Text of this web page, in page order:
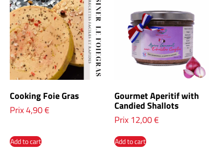
Cooking Foie Gras
Prix4,90€
Add to cart
Gourmet Aperitif with
Candied Shallots
Prix 12,00€
Add to cart